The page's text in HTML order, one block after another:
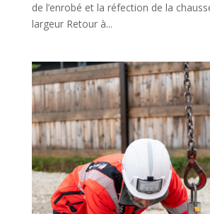
de l’enrobé et la réfection de la
largeur Retour à...